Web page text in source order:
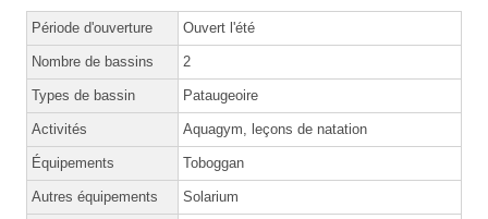
Période d'ouverture Ouvert l'été
Nombre de bassins 2
Types de bassin Pataugeoire
Activités Aquagym, leçons de natation
Équipements Toboggan
Autres équipements Solarium